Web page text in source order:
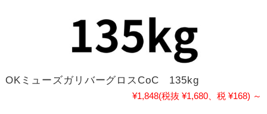
OKミューズガリバーグロスCoC 135kg
¥1,848(税抜 ¥1,680、税 ¥168) ～